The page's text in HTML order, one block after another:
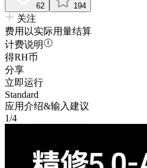
62 194
关注
费用以实际用量结算
计费说明
得RH币
分享
立即运行
Standard
应用介绍&输入建议
1/4